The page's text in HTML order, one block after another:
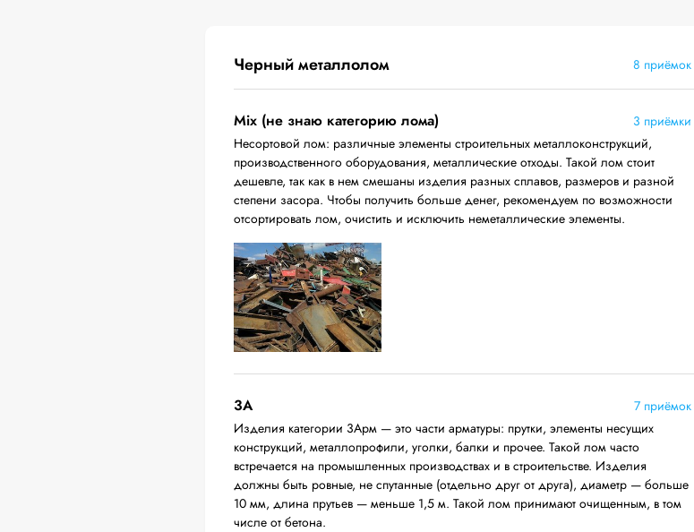
Черный металлолом 8 приёмок
Mix (не знаю категорию лома)
3 приёмки
Несортовой лом: различные элементы строительных металлоконструкций,
производственного оборудования, металлические отходы. Такой лом стоит
дешевле, так как в нем смешаны изделия разных сплавов, размеров и разной
степени засора. Чтобы получить больше денег, рекомендуем по возможности
отсортировать лом, очистить и исключить неметаллические элементы.
3А
7 приёмок
Изделия категории 3Арм — это части арматуры: прутки, элементы несущих
конструкций, металлопрофили, уголки, балки и прочее. Такой лом часто
встречается на промышленных производствах и в строительстве. Изделия
должны быть ровные, не спутанные (отдельно друг от друга), диаметр — больше
10 мм, длина прутьев — меньше 1,5 м. Такой лом принимают очищенным, в том
числе от бетона.